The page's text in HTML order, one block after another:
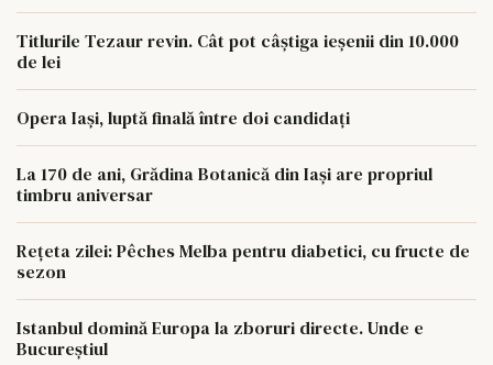
Titlurile Tezaur revin. Cât pot câștiga ieșenii din 10.000
de lei
Opera Iași, luptă finală între doi candidați
La 170 de ani, Grădina Botanică din Iași are propriul
timbru aniversar
Rețeta zilei: Pêches Melba pentru diabetici, cu fructe de
sezon
Istanbul domină Europa la zboruri directe. Unde e
Bucureștiul